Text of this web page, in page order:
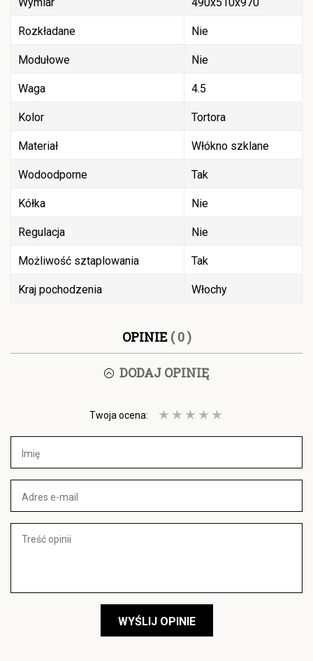
Rozkładane Nie
Modułowe Nie
Waga 4.5
Kolor Tortora
Materiał Włókno szklane
Wodoodporne Tak
Kółka Nie
Regulacja Nie
Możliwość sztaplowania Tak
Kraj pochodzenia Włochy
OPINIE ( 0 )
DODAJ OPINIĘ
Twoja ocena:
WYŚLIJ OPINIE